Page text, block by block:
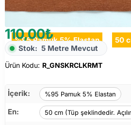
%95 Pamuk 5% Elastan 50
110,00₺
Stok: 5 Metre Mevcut
Ürün Kodu: R_GNSKRCLKRMT
İçerik: %95 Pamuk 5% Elastan
En: 50 cm (Tüp şeklindedir.